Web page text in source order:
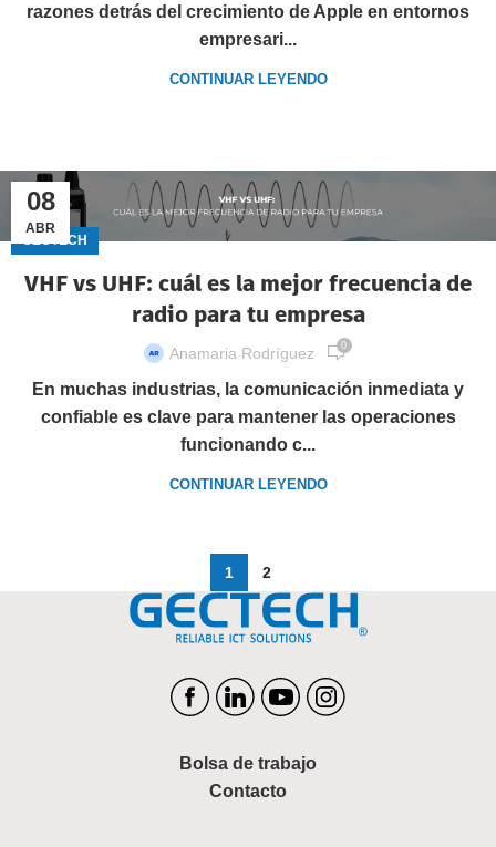
razones detrás del crecimiento de Apple en entornos
empresari...
CONTINUAR LEYENDO
08
ABR
GECTECH
VHF vs UHF: cuál es la mejor frecuencia de
radio para tu empresa
Anamaria Rodríguez 0
En muchas industrias, la comunicación inmediata y
confiable es clave para mantener las operaciones
funcionando c...
CONTINUAR LEYENDO
1 2
Bolsa de trabajo
Contacto